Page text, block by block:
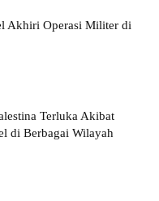
Akhiri Operasi Militer di
Terluka Akibat
di Berbagai Wilayah